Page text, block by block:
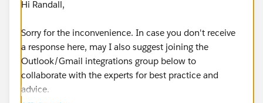
Hi Randall,
Sorry for the inconvenience. In case you don't receive
a response here, may I also suggest joining the
Outlook/Gmail integrations group below to
collaborate with the experts for best practice and
advice.